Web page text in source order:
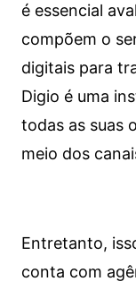
é essencial
compõem o
digitais para
Digio é uma
todas as suas
meio dos
Entretanto,
conta com